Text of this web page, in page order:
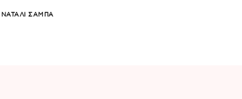
ΝΑΤΑΛΊ ΣΑΜΠΆ